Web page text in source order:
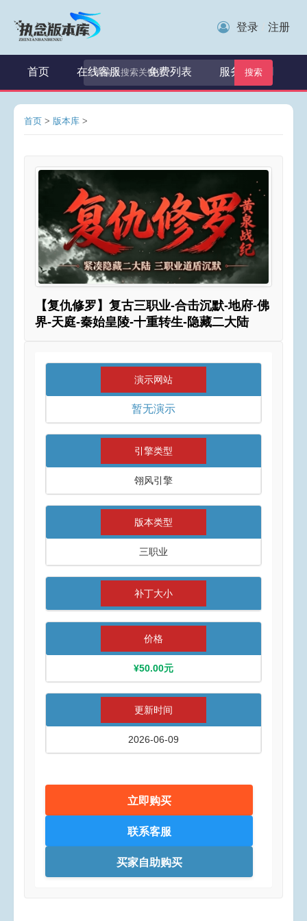
登录 注册
首页 在线客服 免费列表 服务器租用
搜索
首页 > 版本库 >
【复仇修罗】复古三职业-合击沉默-地府-佛
界-天庭-秦始皇陵-十重转生-隐藏二大陆
演示网站
暂无演示
引擎类型
翎风引擎
版本类型
三职业
补丁大小
价格
¥50.00元
更新时间
2026-06-09
立即购买
联系客服
买家自助购买